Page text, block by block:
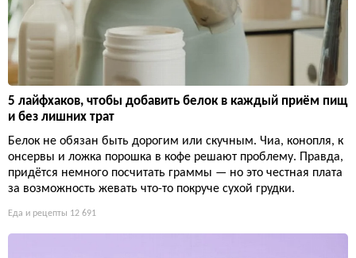
5 лайфхаков, чтобы добавить белок в каждый приём пищ
и без лишних трат
Белок не обязан быть дорогим или скучным. Чиа, конопля, к
онсервы и ложка порошка в кофе решают проблему. Правда,
придётся немного посчитать граммы — но это честная плата
за возможность жевать что-то покруче сухой грудки.
Еда и рецепты 12 691